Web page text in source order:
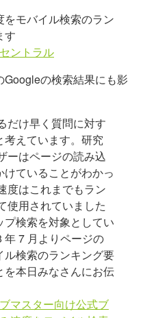
モバイル検索のラン
す
ントラル
Googleの検索結果にも影
だけ早く質問に対す
考えています。研究
ーはページの読み込
ていることがわかっ
度はこれまでもラン
使用されていました
検索を対象としてい
年 7 月よりページの
検索のランキング要
本日みなさんにお伝
マスター向け公式ブ